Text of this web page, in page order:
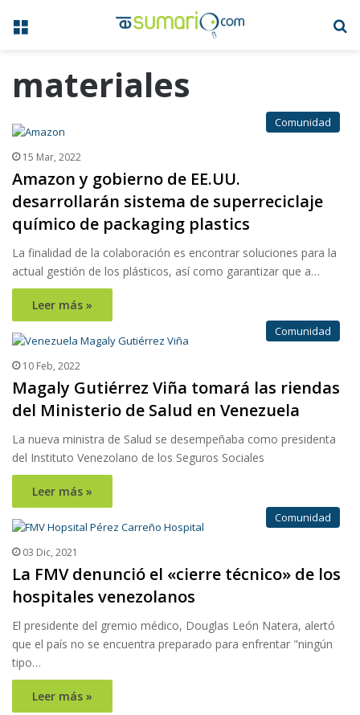
Menú
materiales
Comunidad
15 Mar, 2022
Amazon y gobierno de EE.UU.
desarrollarán sistema de superreciclaje
químico de packaging plastics
La finalidad de la colaboración es encontrar soluciones para la
actual gestión de los plásticos, así como garantizar que a…
Leer más »
Comunidad
10 Feb, 2022
Magaly Gutiérrez Viña tomará las riendas
del Ministerio de Salud en Venezuela
La nueva ministra de Salud se desempeñaba como presidenta
del Instituto Venezolano de los Seguros Sociales
Leer más »
Comunidad
03 Dic, 2021
La FMV denunció el «cierre técnico» de los
hospitales venezolanos
El presidente del gremio médico, Douglas León Natera, alertó
que el país no se encuentra preparado para enfrentar "ningún
tipo…
Leer más »